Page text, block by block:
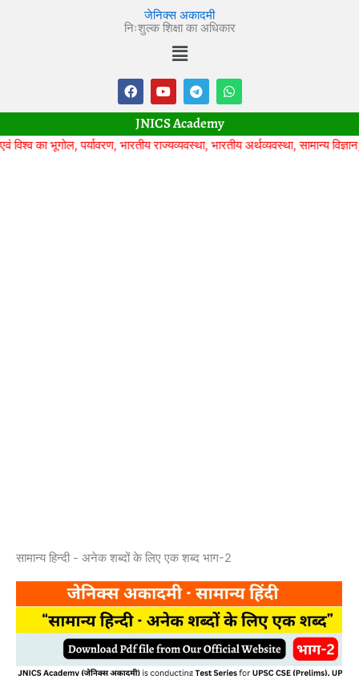
जेनिक्स अकादमी
निःशुल्क शिक्षा का अधिकार
Menu
a
c
e
b
o
o
o
u
t
u
b
e
e
l
e
g
r
a
h
a
t
a
p
JNICS Academy
पर्यावरण, भारतीय राज्यव्यवस्था, भारतीय अर्थव्यवस्था, सामान्य विज्ञान,
सामान्य हिन्दी - अनेक शब्दों के लिए एक शब्द भाग-2